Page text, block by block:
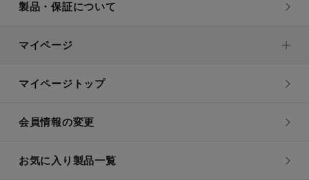
製品・保証について
マイページ
マイページトップ
会員情報の変更
お気に入り製品一覧